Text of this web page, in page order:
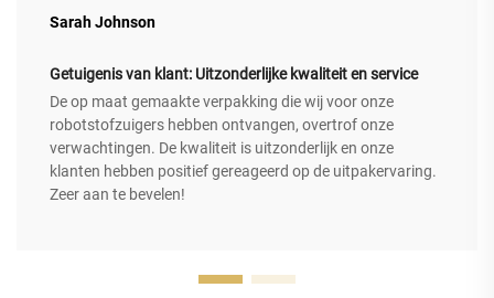
Sarah Johnson
Getuigenis van klant: Uitzonderlijke kwaliteit en service
De op maat gemaakte verpakking die wij voor onze
robotstofzuigers hebben ontvangen, overtrof onze
verwachtingen. De kwaliteit is uitzonderlijk en onze
klanten hebben positief gereageerd op de uitpakervaring.
Zeer aan te bevelen!